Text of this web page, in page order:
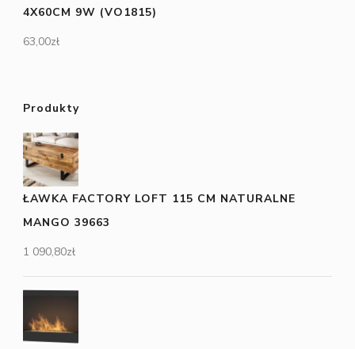
4X60CM 9W (VO1815)
63,00zł
Produkty
ŁAWKA FACTORY LOFT 115 CM NATURALNE
MANGO 39663
1 090,80zł